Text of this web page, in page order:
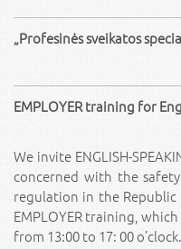
„Profesinės sveikatos
EMPLOYER training for
We invite ENGLISH-
concerned with the
regulation in the
EMPLOYER training,
from 13:00 to 17: 00